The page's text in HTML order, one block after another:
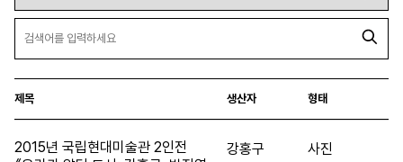
제목 생산자 형태
2015년 국립현대미술관 2인전
강홍구 사진